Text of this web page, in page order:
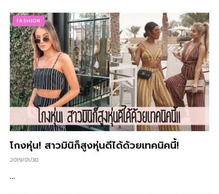
FASHION
โกงหุ่น! สาวมินิก็สูงหุ่นดีได้ด้วยเทคนิคนี้!
2019/01/30
…